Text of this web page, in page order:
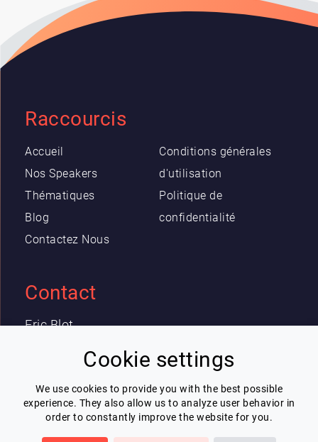
Cookie settings
We use cookies to provide you with the best possible
experience. They also allow us to analyze user behavior in
order to constantly improve the website for you.
Raccourcis
Accueil
Nos Speakers
Thématiques
Blog
Contactez Nous
Conditions générales
d'utilisation
Politique de
confidentialité
Contact
Eric Blot
Newsletter